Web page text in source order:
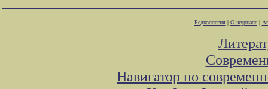
Редколлегия| О журнале|
Навигатор по